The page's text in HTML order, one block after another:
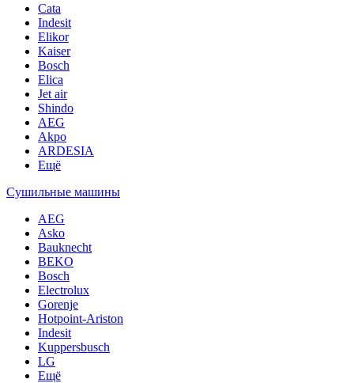
Cata
Indesit
Elikor
Kaiser
Bosch
Elica
Jet air
Shindo
AEG
Akpo
ARDESIA
Ещё
Сушильные машины
AEG
Asko
Bauknecht
BEKO
Bosch
Electrolux
Gorenje
Hotpoint-Ariston
Indesit
Kuppersbusch
LG
Ещё